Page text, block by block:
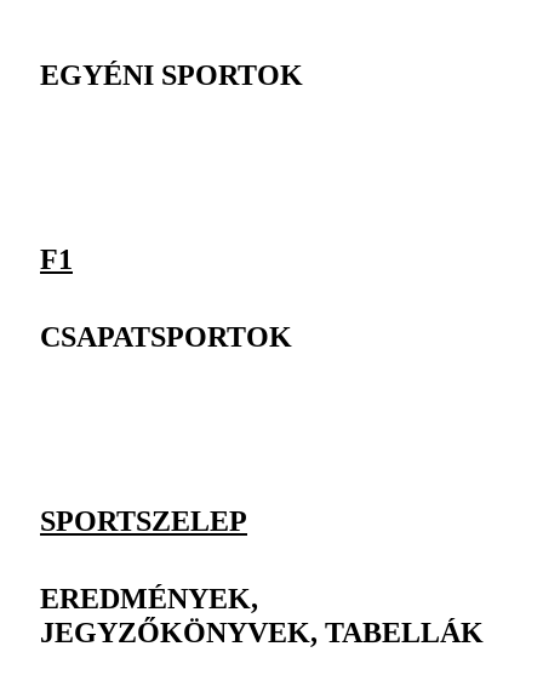
EGYÉNI SPORTOK
F1
CSAPATSPORTOK
SPORTSZELEP
EREDMÉNYEK,
JEGYZŐKÖNYVEK, TABELLÁK